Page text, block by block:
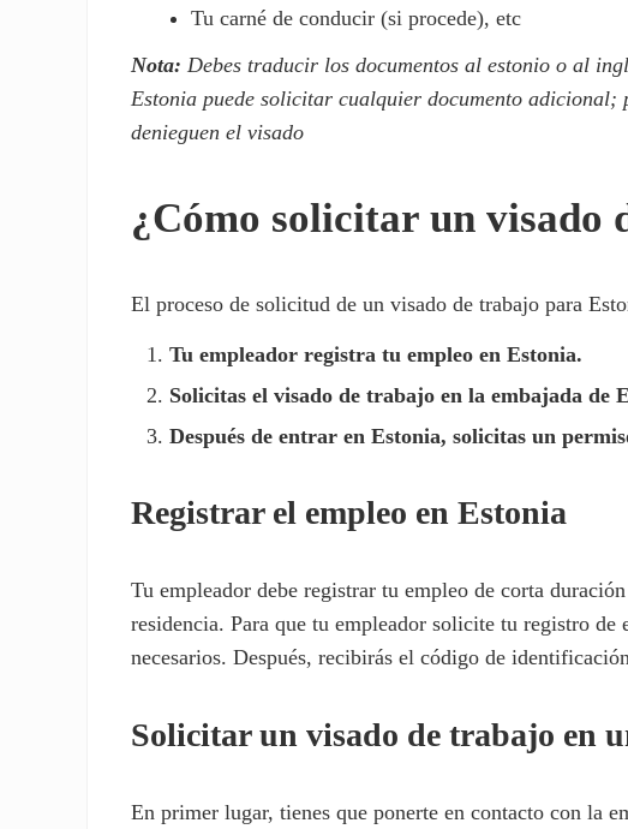
Tu carné de conducir (si procede), etc
Nota: Debes traducir los documentos al estonio o al
Estonia puede solicitar cualquier documento adicional;
denieguen el visado
¿Cómo solicitar un visado
El proceso de solicitud de un visado de trabajo para
Tu empleador registra tu empleo en Estonia.
Solicitas el visado de trabajo en la embajada de
Después de entrar en Estonia, solicitas un
Registrar el empleo en Estonia
Tu empleador debe registrar tu empleo de corta
residencia. Para que tu empleador solicite tu registro
necesarios. Después, recibirás el código de
Solicitar un visado de trabajo en
En primer lugar, tienes que ponerte en contacto con la